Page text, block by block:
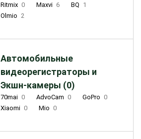
Ritmix 0 Maxvi 6 BQ 1
Olmio 2
Автомобильные
видеорегистраторы и
Экшн-камеры (0)
70mai 0 AdvoCam 0 GoPro 0
Xiaomi 0 Mio 0